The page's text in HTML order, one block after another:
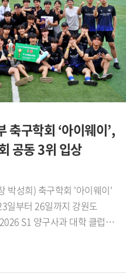
츠 산업과 AI 바이오헬스
를 영상 발표 형식으로
융합성, 산업 적용 가능성,
됐다.'AI 동적 운동 처방 플랫폼
전) 단계의 국민체력100
(HRV) 기반 오늘의 운동 준비
및 위험 감지 트리거 , ▲Post-
.
엔드 웨어러블 API를 아우르는
키텍처 구축 방안을 제시했다.
터를 사용자가 쉽게 이해할 수
입해 운동 상태와 회복 과정을
축구학회 ‘아이웨이’,
공동 3위 입상
박성희) 축구학회 '아이웨이'
일부터 26일까지 강원도
S1 양구사과 대학 클럽
실버골 FC, 한림대학교
며 16강에 진출했다.이후